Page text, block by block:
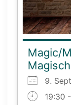
Magic/
9.
19:30